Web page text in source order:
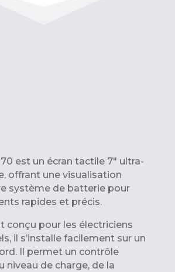
70 est un écran tactile 7″ ultra-
offrant une visualisation
système de batterie pour
rapides et précis.
conçu pour les électriciens
il s’installe facilement sur un
Il permet un contrôle
niveau de charge, de la